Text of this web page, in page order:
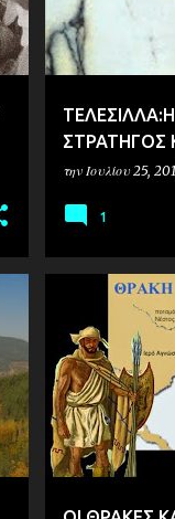
ΣΤΡΑΤΗΓΟΣ
ΣΠΑΡΤΙΑΤΩΝ
την Ιουλίου 25,
1